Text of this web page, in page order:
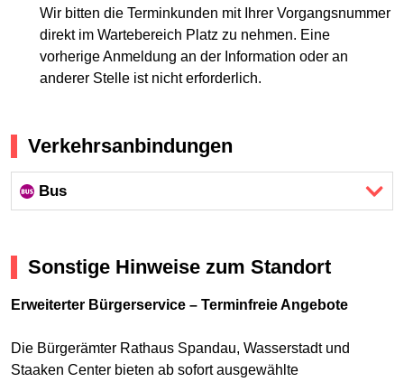
Wir bitten die Terminkunden mit Ihrer Vorgangsnummer
direkt im Wartebereich Platz zu nehmen. Eine
vorherige Anmeldung an der Information oder an
anderer Stelle ist nicht erforderlich.
Verkehrsanbindungen
Bus
Sonstige Hinweise zum Standort
Erweiterter Bürgerservice – Terminfreie Angebote
Die Bürgerämter Rathaus Spandau, Wasserstadt und
Staaken Center bieten ab sofort ausgewählte